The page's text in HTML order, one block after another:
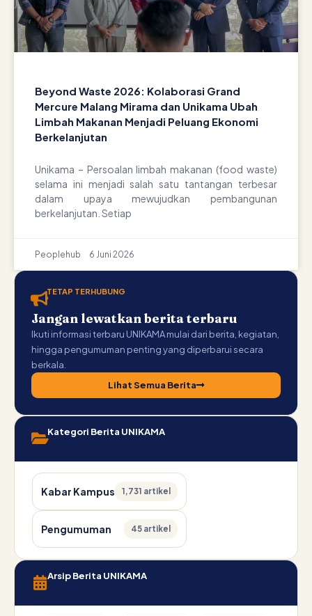
Beyond Waste 2026: Kolaborasi Grand
Mercure Malang Mirama dan Unikama Ubah
Limbah Makanan Menjadi Peluang Ekonomi
Berkelanjutan
Unikama – Persoalan limbah makanan (food waste)
selama ini menjadi salah satu tantangan terbesar
dalam upaya mewujudkan pembangunan
berkelanjutan. Setiap
Peoplehub 6 Juni 2026
TETAP TERHUBUNG
Jangan lewatkan berita terbaru
Ikuti informasi terbaru UNIKAMA mulai dari berita, kegiatan,
hingga pengumuman penting yang diperbarui secara
berkala.
Lihat Semua Berita
Kategori Berita UNIKAMA
Kabar Kampus 1,731 artikel
Pengumuman 45 artikel
Arsip Berita UNIKAMA